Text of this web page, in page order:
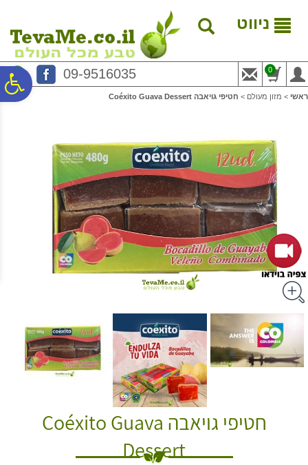
נגישות
המרכזי
ניווט
09-9516035 0
ראשי > מזון מעולם > חטיפי גויאבה Coéxito Guava Dessert
חטיפי גויאבה Coéxito Guava
Dessert